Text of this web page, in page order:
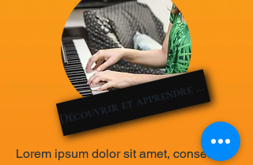
Découvrir et apprendre la musique
Lorem ipsum dolor sit amet, consetetur